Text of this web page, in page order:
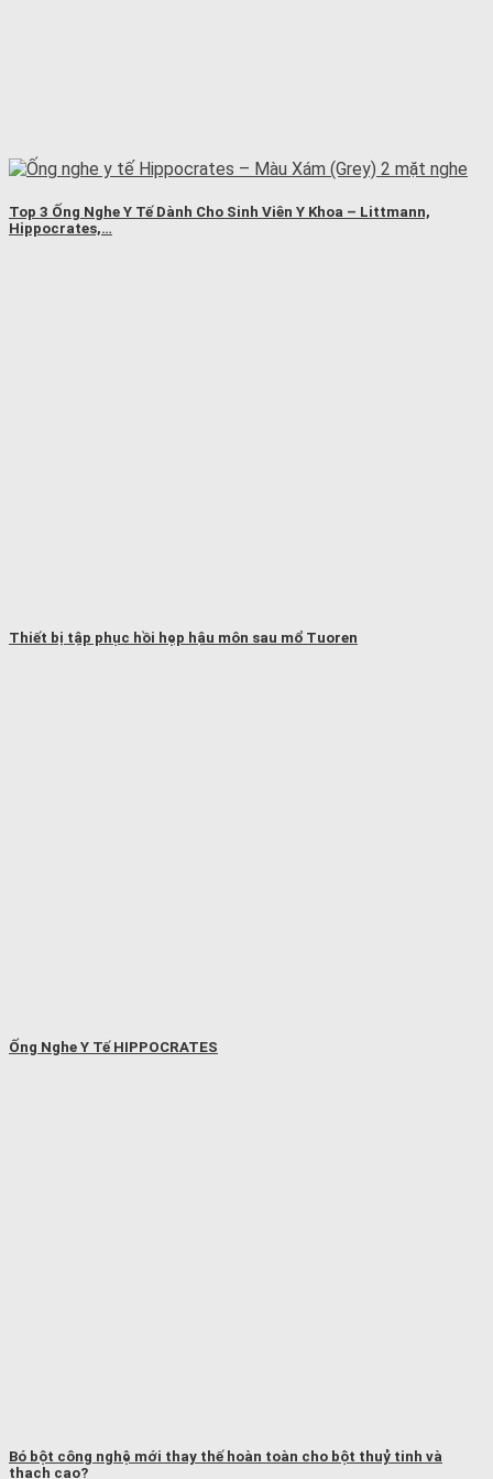
Top 3 Ống Nghe Y Tế Dành Cho Sinh Viên Y Khoa – Littmann,
Hippocrates,…
Thiết bị tập phục hồi hẹp hậu môn sau mổ Tuoren
Ống Nghe Y Tế HIPPOCRATES
Bó bột công nghệ mới thay thế hoàn toàn cho bột thuỷ tinh và
thạch cao?